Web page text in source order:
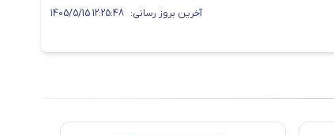
آخرین بروز رسانی: 1405/5/15 12:25:48